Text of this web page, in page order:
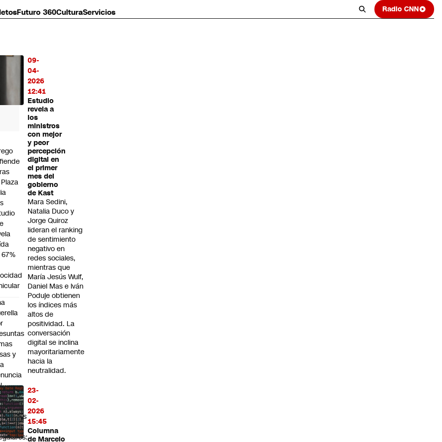
Futuro 360CulturaServicios Radio CNN
09-
04-
2026
12:41
Estudio
revela a
los
ministros
con mejor
y peor
percepción
digital en
el primer
mes del
gobierno
de Kast
Mara Sedini,
Natalia Duco y
Jorge Quiroz
lideran el ranking
de sentimiento
negativo en
redes sociales,
mientras que
María Jesús Wulf,
Daniel Mas e Iván
Poduje obtienen
los índices más
altos de
positividad. La
conversación
digital se inclina
mayoritariamente
hacia la
neutralidad.
23-
02-
2026
15:45
Columna
de Marcelo
y